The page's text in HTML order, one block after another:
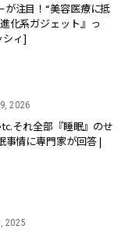
が注目！“美容医療に抵
化系ガジェット』っ
シィ]
2026
それ全部『睡眠』のせ
事情に専門家が回答 |
2025